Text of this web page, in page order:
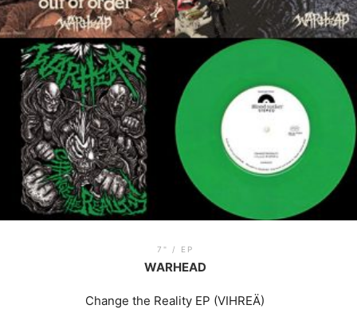
7" / EP
WARHEAD
Change the Reality EP (VIHREÄ)